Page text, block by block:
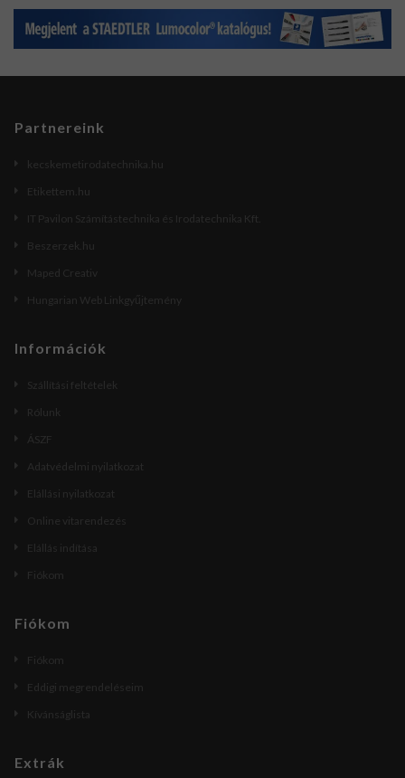
Partnereink
kecskemetirodatechnika.hu
Etikettem.hu
IT Pavilon Számítástechnika és Irodatechnika Kft.
Beszerzek.hu
Maped Creativ
Hungarian Web Linkgyűjtemény
Információk
Szállítási feltételek
Rólunk
ÁSZF
Adatvédelmi nyilatkozat
Elállási nyilatkozat
Online vitarendezés
Elállás indítása
Fiókom
Fiókom
Fiókom
Eddigi megrendeléseim
Kívánságlista
Extrák